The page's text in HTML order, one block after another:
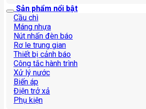
Sản phẩm nổi bật
Cầu chì
Máng nhựa
Nút nhấn đèn báo
Rơ le trung gian
Thiết bị cảnh báo
Công tắc hành trình
Xử lý nước
Biến áp
Điện trở xả
Phụ kiện